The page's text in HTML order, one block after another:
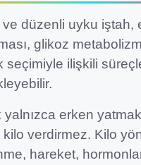
ve düzenli uyku iştah,
glikoz
seçimiyle ilişkili
yalnızca erken
verdirmez. Kilo
hareket,